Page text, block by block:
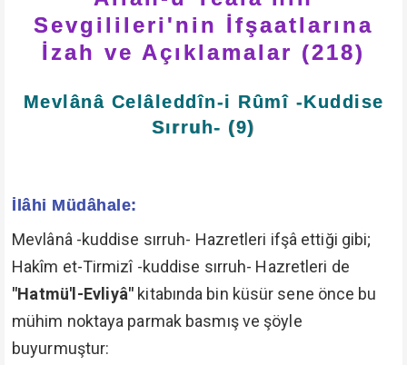
Sevgilileri'nin İfşaatlarına
İzah ve Açıklamalar (218)
Mevlânâ Celâleddîn-i Rûmî -Kuddise
Sırruh- (9)
İlâhi Müdâhale:
Mevlânâ -kuddise sırruh- Hazretleri ifşâ ettiği gibi;
Hakîm et-Tirmizî -kuddise sırruh- Hazretleri de
"Hatmü'l-Evliyâ" kitabında bin küsür sene önce bu
mühim noktaya parmak basmış ve şöyle
buyurmuştur: